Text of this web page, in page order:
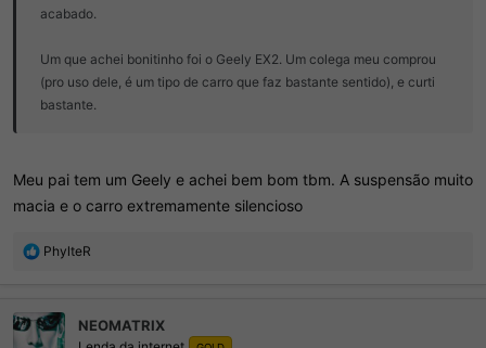
acabado.
Um que achei bonitinho foi o Geely EX2. Um colega meu comprou
(pro uso dele, é um tipo de carro que faz bastante sentido), e curti
bastante.
Meu pai tem um Geely e achei bem bom tbm. A suspensão muito
macia e o carro extremamente silencioso
R
õ
PhylteR
NEOMATRIX